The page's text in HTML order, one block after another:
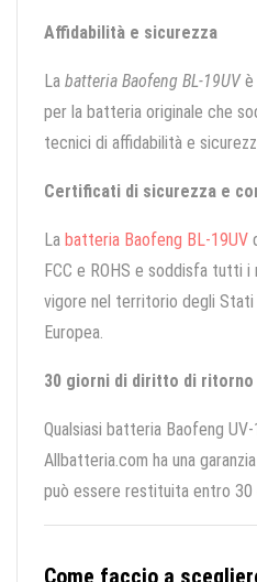
Affidabilità e sicurezza
La batteria Baofeng BL-19UVè
per la batteria originale che
tecnici di affidabilità e
Certificati di sicurezza e
La batteria Baofeng BL-19UV
FCC e ROHS e soddisfa tutti
vigore nel territorio degli Stati
Europea.
30 giorni di diritto di ritorno
Qualsiasi batteria Baofeng
Allbatteria.com ha una
può essere restituita entro 30